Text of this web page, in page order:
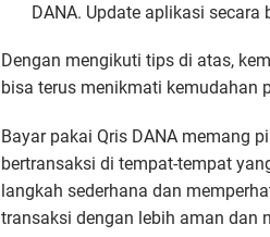
DANA. Update aplikasi
Dengan mengikuti tips di atas,
bisa terus menikmati kemudahan
Bayar pakai Qris DANA memang
bertransaksi di tempat-tempat
langkah sederhana dan
transaksi dengan lebih aman dan